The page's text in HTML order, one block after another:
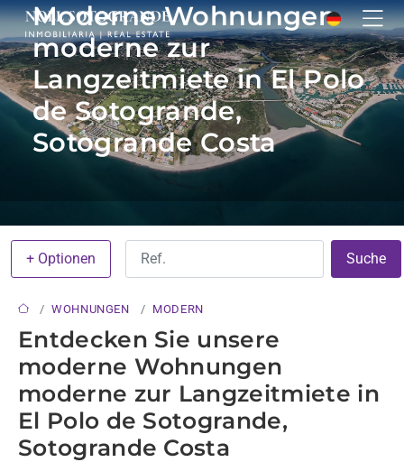
Moderne Wohnungen
moderne zur
Langzeitmiete in El Polo
de Sotogrande,
Sotogrande Costa
+ Optionen Suche
WOHNUNGEN MODERN
Entdecken Sie unsere
moderne Wohnungen
moderne zur Langzeitmiete in
El Polo de Sotogrande,
Sotogrande Costa